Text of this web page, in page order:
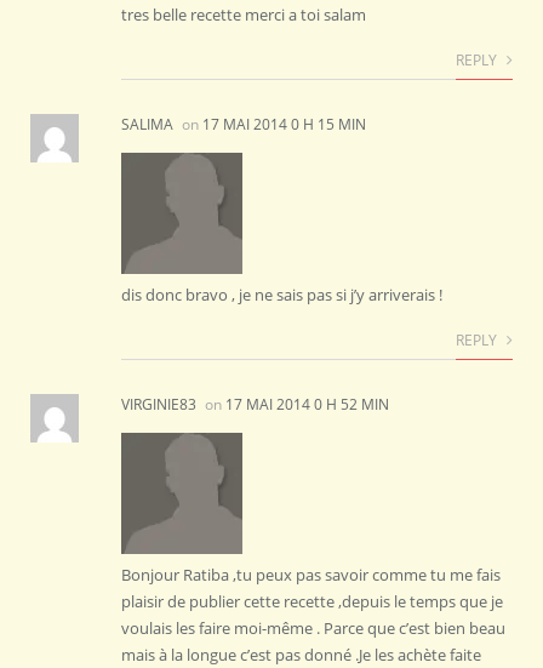
tres belle recette merci a toi salam
REPLY
SALIMA on 17 MAI 2014 0 H 15 MIN
dis donc bravo , je ne sais pas si j’y arriverais !
REPLY
VIRGINIE83 on 17 MAI 2014 0 H 52 MIN
Bonjour Ratiba ,tu peux pas savoir comme tu me fais
plaisir de publier cette recette ,depuis le temps que je
voulais les faire moi-même . Parce que c’est bien beau
mais à la longue c’est pas donné .Je les achète faite